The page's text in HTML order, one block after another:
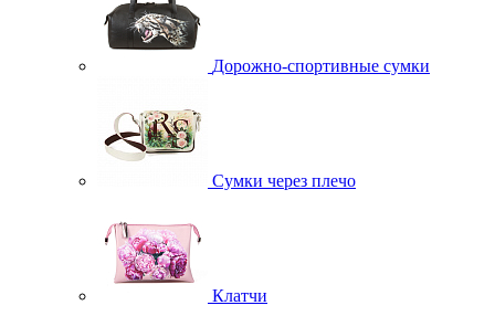
Дорожно-спортивные сумки
Сумки через плечо
Клатчи